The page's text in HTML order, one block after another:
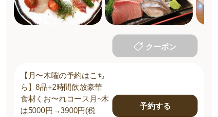
クーポン
【月〜木曜の予約はこち
ら】8品+2時間飲放豪華
食材くお〜れコース月~木
は5000円→3900円(税
予約する